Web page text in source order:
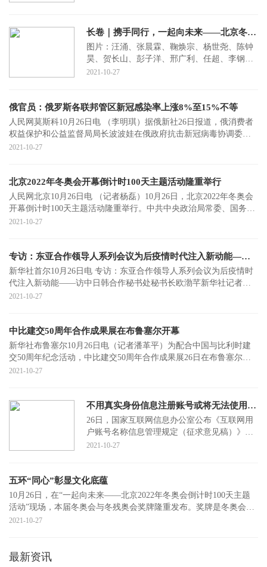
长卷｜携手同行，一起向未来——北京冬奥迎来倒计时百天
图片：汪涌、张晨霖、鞠焕宗、杨世尧、陈钟
昊、贺长山、彭子洋、邢广利、任超、李钢、
李欣、王晓、白雪飞、公磊、北京冬奥组委供
2021-10-27
俄官员：俄罗斯各联邦管区新冠感染率上涨8%至15%不等
人民网莫斯科10月26日电 （李明琪）据俄新社26日报道，俄消费者
权益保护和公益监督局局长波波娃在俄政府抗击新冠病毒协调委员
会主席团会议
2021-10-27
北京2022年冬奥会开幕倒计时100天主题活动隆重举行
人民网北京10月26日电 （记者杨磊）10月26日，北京2022年冬奥会
开幕倒计时100天主题活动隆重举行。中共中央政治局常委、国务院
副总理、第2
2021-10-27
专访：东亚合作领导人系列会议为后疫情时代注入新动能——访中日韩合作秘书处秘书长欧渤芊
新华社首尔10月26日电 专访：东亚合作领导人系列会议为后疫情时
代注入新动能——访中日韩合作秘书处秘书长欧渤芊新华社记者杜
白羽 周思雨
2021-10-27
中比建交50周年合作成果展在布鲁塞尔开幕
新华社布鲁塞尔10月26日电（记者潘革平）为配合中国与比利时建
交50周年纪念活动，中比建交50周年合作成果展26日在布鲁塞尔以
线上线下两种方
2021-10-27
不用真实身份信息注册账号或将无法使用互联网平台服务
26日，国家互联网信息办公室公布《互联网用
户账号名称信息管理规定（征求意见稿）》，
向社会公开征求意见。征求意见稿提出，互联
2021-10-27
五环“同心”彰显文化底蕴
10月26日，在“一起向未来——北京2022年冬奥会倒计时100天主题
活动”现场，本届冬奥会与冬残奥会奖牌隆重发布。奖牌是冬奥会景
观元素的重
2021-10-27
最新资讯